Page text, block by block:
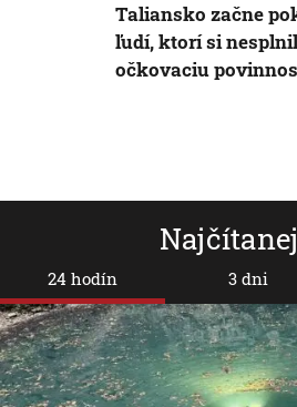
24 hodín 3 dni
Taliansko začne
ľudí, ktorí si
očkovaciu